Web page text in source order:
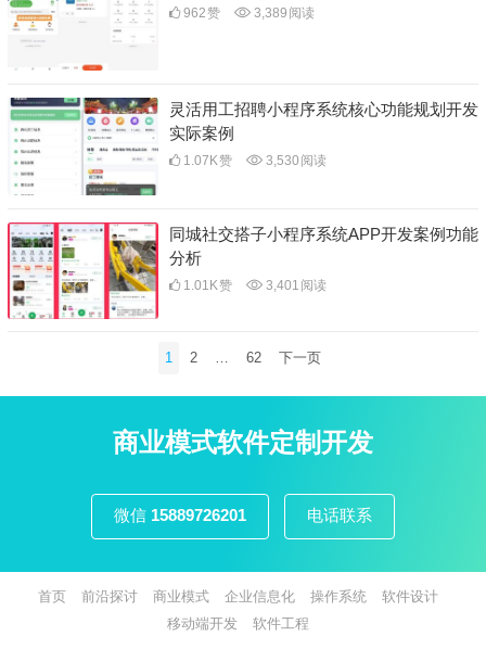
962赞 3,389 阅读
灵活用工招聘小程序系统核心功能规划开发
实际案例
1.07K赞 3,530 阅读
同城社交搭子小程序系统APP开发案例功能
分析
1.01K赞 3,401 阅读
分
1 2 62 下一页
商业模式软件定制开发
微信 15889726201 电话联系
首页 前沿探讨 商业模式 企业信息化 操作系统
软件设计
移动端开发
软件工程